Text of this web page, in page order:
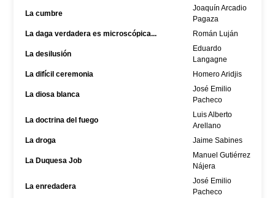
La cumbre
Joaquín Arcadio
Pagaza
La daga verdadera es microscópica...
Román Luján
La desilusión
Eduardo
Langagne
La difícil ceremonia
Homero Aridjis
La diosa blanca
José Emilio
Pacheco
La doctrina del fuego
Luis Alberto
Arellano
La droga
Jaime Sabines
La Duquesa Job
Manuel Gutiérrez
Nájera
La enredadera
José Emilio
Pacheco